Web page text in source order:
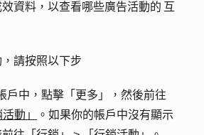
資料，以查看哪些廣告活動的 互
請按照以下步
戶中，點擊 「更多」
，然後前往
活動」
。如果你的帳戶中沒有顯示